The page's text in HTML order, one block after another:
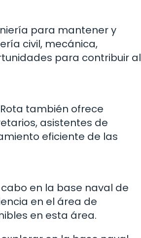
para mantener y
civil, mecánica,
para contribuir al
también ofrece
asistentes de
eficiente de las
en la base naval de
en el área de
en esta área.